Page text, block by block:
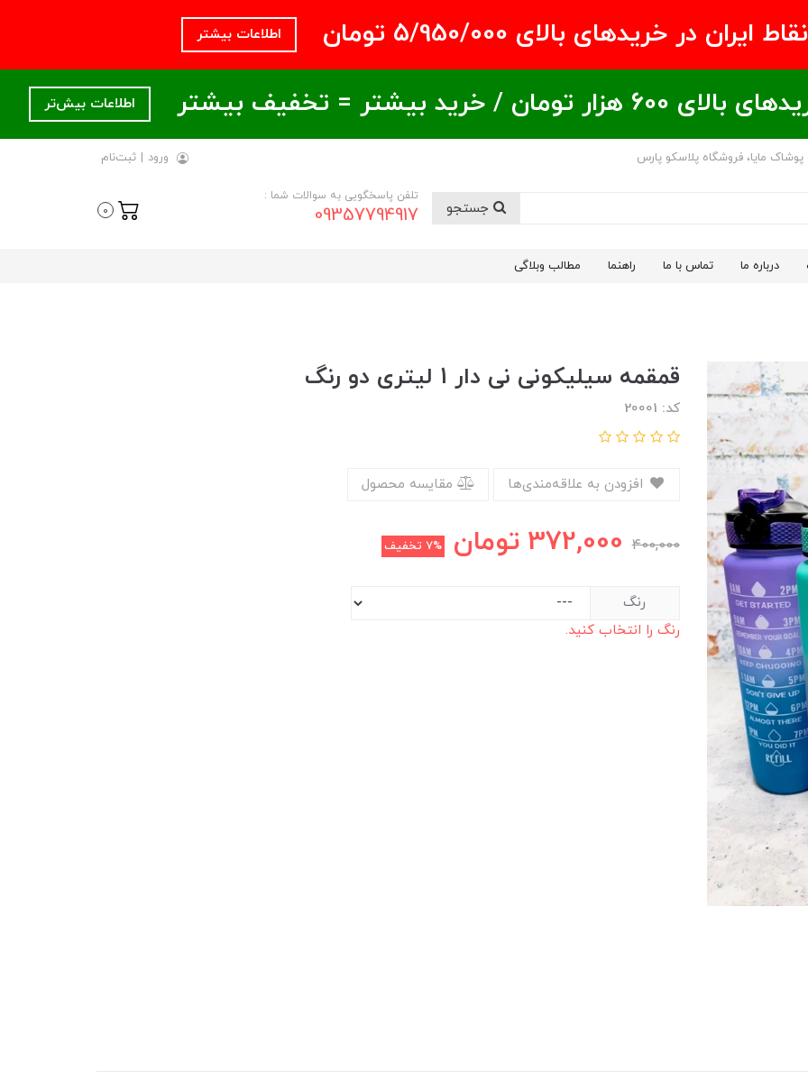
در خریدهای بالای ۵/950/000 تومان اطلاعات بیشتر
بیشتر = تخفیف بیشتر اطلاعات بیش‌تر
پوشاک مایا، فروشگاه پلاسکو پارس ورود | ثبت‌نام
تلفن پاسخگویی به سوالات شما :
09357794917
0
درباره ما تماس با ما راهنما مطالب وبلاگی
قمقمه سیلیکونی نی دار 1 لیتری دو رنگ
کد: 20001
مقایسه محصول
400,000
372,000 تومان 7% تخفیف
رنگ
رنگ را انتخاب کنید.